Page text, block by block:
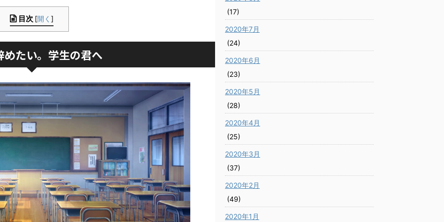
目次 [開く ]
めたい。学生の君へ
(17)
2020年7月
(24)
2020年6月
(23)
2020年5月
(28)
2020年4月
(25)
2020年3月
(37)
2020年2月
(49)
2020年1月